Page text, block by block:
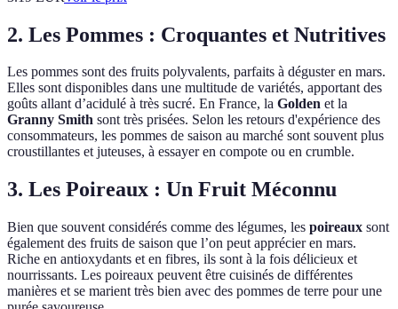
2. Les Pommes : Croquantes et Nutritives
Les pommes sont des fruits polyvalents, parfaits à déguster en mars.
Elles sont disponibles dans une multitude de variétés, apportant des
goûts allant d’acidulé à très sucré. En France, la Golden et la
Granny Smith sont très prisées. Selon les retours d'expérience des
consommateurs, les pommes de saison au marché sont souvent plus
croustillantes et juteuses, à essayer en compote ou en crumble.
3. Les Poireaux : Un Fruit Méconnu
Bien que souvent considérés comme des légumes, les poireaux sont
également des fruits de saison que l’on peut apprécier en mars.
Riche en antioxydants et en fibres, ils sont à la fois délicieux et
nourrissants. Les poireaux peuvent être cuisinés de différentes
manières et se marient très bien avec des pommes de terre pour une